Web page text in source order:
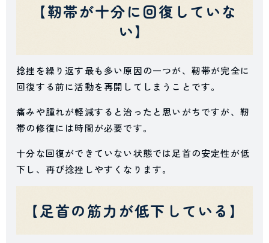
【靭帯が十分に回復していな
い】
捻挫を繰り返す最も多い原因の一つが、靭帯が完全に
回復する前に活動を再開してしまうことです。
痛みや腫れが軽減すると治ったと思いがちですが、靭
帯の修復には時間が必要です。
十分な回復ができていない状態では足首の安定性が低
下し、再び捻挫しやすくなります。
【足首の筋力が低下している】